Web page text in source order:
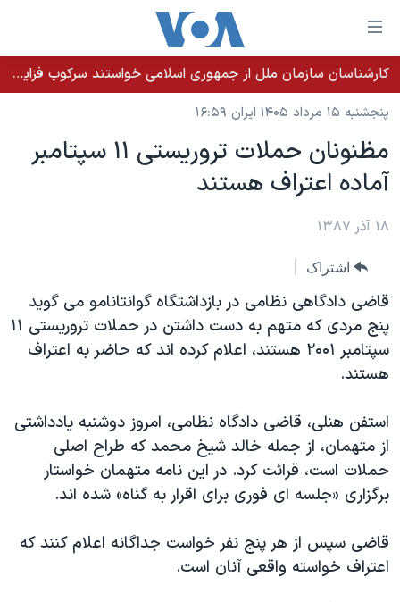
لینکهای
قابل
دسترسی
جهش
محتوای
اصلی
به
اصلی
جهش
به
جستجو
خانه
نسخه سبک وب‌سایت
موضوع ها
ایران
آمریکا
گزیده‌ها
ویژه برنامه‌ها
فرهنگ و زندگی
حقوق شهروندی
اسرائیل در جنگ
گالری عکس
برنامه های تلویزیونی
جدول برنامه ها
صفحه‌های ویژه
عملیات خشم حماسی
۲۵۰سالگی آمریکا
مستندها
انتخابات ریاست جمهوری آمریکا ۲۰۲۴
حمله جمهوری اسلامی به اسرائیل
ورزش زنان در ایران
اعتراضات زن، زندگی، آزادی
فرکانس‌های صدای آمریکا
پخش رادیویی
یادگیری زبان انگلیسی
دنبال کنید
زبانهای مختلف
کارشناسان سازمان ملل از جمهوری اسلامی خواستند سرکوب فزاینده اقلیت‌های قومی را متوقف کند
پنجشنبه ۱۵ مرداد ۱۴۰۵ ایران ۱۶:۵۹
مظنونان حملات تروریستی ۱۱ سپتامبر
آماده اعتراف هستند
۱۸ آذر ۱۳۸۷
اشتراک
قاضی دادگاهی نظامی در بازداشتگاه گوانتانامو می گوید
پنج مردی که متهم به دست داشتن در حملات تروریستی ۱۱
سپتامبر ۲۰۰۱ هستند، اعلام کرده اند که حاضر به اعتراف
هستند.
استفن هنلی، قاضی دادگاه نظامی، امروز دوشنبه یادداشتی
از متهمان، از جمله خالد شیخ محمد که طراح اصلی
حملات است، قرائت کرد. در این نامه متهمان خواستار
برگزاری «جلسه ای فوری برای اقرار به گناه» شده اند.
قاضی سپس از هر پنج نفر خواست جداگانه اعلام کنند که
اعتراف خواسته واقعی آنان است.